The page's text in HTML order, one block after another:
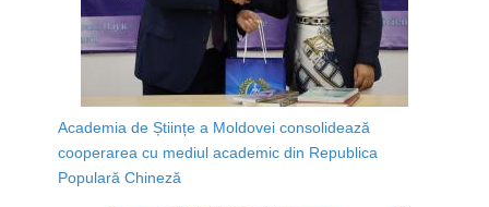
Academia de Științe a Moldovei consolidează
cooperarea cu mediul academic din Republica
Populară Chineză